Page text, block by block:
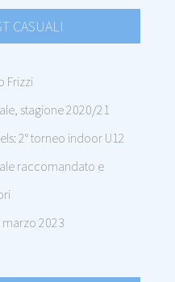
CASUALI
Frizzi
stagione 2020/21
2° torneo indoor U12
raccomandato e
2023